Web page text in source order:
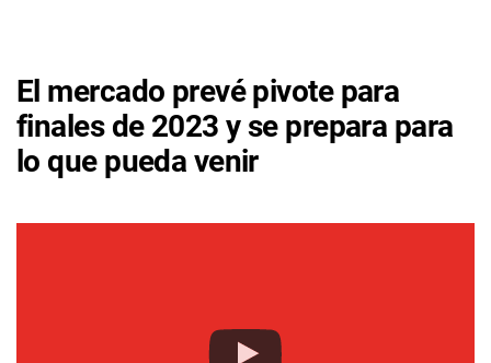
El mercado prevé pivote para
finales de 2023 y se prepara para
lo que pueda venir